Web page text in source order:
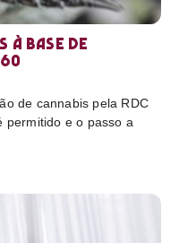
base de
de cannabis pela RDC
permitido e o passo a